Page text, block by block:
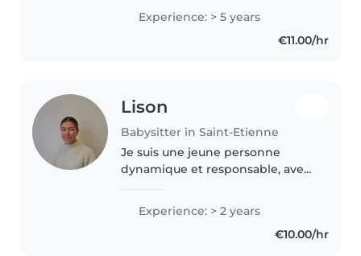
attentionnée. J'ai mon CAP AEPE
et je travaille en crèche depuis 3
ans, donc je saurai m'occuper..
Experience: > 5 years
€11.00/hr
Lison
Babysitter in Saint-Etienne
Je suis une jeune personne
dynamique et responsable, avec
des enfants d'âge préscolaire et
Experience: > 2 years
€10.00/hr